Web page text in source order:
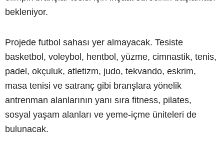
bekleniyor.
Projede futbol sahası yer almayacak. Tesiste
basketbol, voleybol, hentbol, yüzme, cimnastik, tenis,
padel, okçuluk, atletizm, judo, tekvando, eskrim,
masa tenisi ve satranç gibi branşlara yönelik
antrenman alanlarının yanı sıra fitness, pilates,
sosyal yaşam alanları ve yeme-içme üniteleri de
bulunacak.